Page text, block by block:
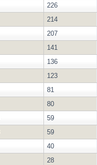
226
214
207
141
136
123
81
80
59
59
40
28